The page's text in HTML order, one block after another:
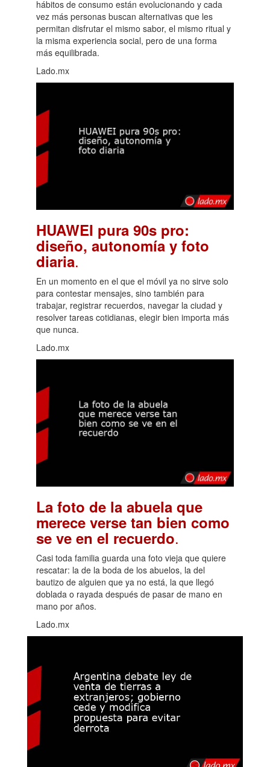
hábitos de consumo están evolucionando y cada
vez más personas buscan alternativas que les
permitan disfrutar el mismo sabor, el mismo ritual y
la misma experiencia social, pero de una forma
más equilibrada.
Lado.mx
HUAWEI pura 90s pro:
diseño, autonomía y foto
diaria.
En un momento en el que el móvil ya no sirve solo
para contestar mensajes, sino también para
trabajar, registrar recuerdos, navegar la ciudad y
resolver tareas cotidianas, elegir bien importa más
que nunca.
Lado.mx
La foto de la abuela que
merece verse tan bien como
se ve en el recuerdo.
Casi toda familia guarda una foto vieja que quiere
rescatar: la de la boda de los abuelos, la del
bautizo de alguien que ya no está, la que llegó
doblada o rayada después de pasar de mano en
mano por años.
Lado.mx